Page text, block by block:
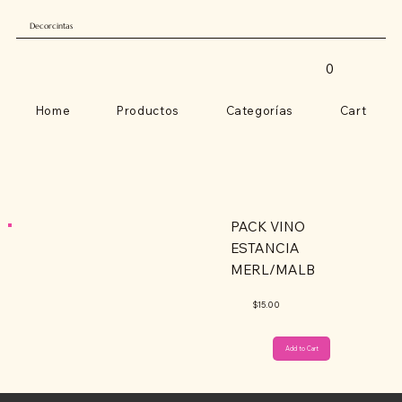
Decorcintas
Home Productos Categorías Cart
0
Add to Cart
PACK VINO
ESTANCIA
MERL/MALB
$15.00